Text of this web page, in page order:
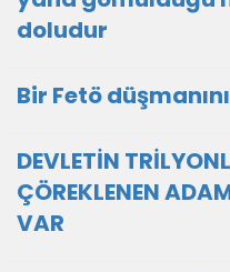
doludur
Bir Fetö
DEVLETİN
ÇÖREKLENEN
VAR